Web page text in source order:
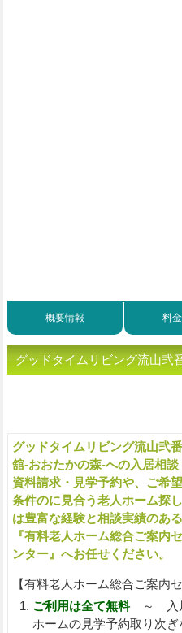
概要情報 料
グッドタイムリビング流山弐
グッドタイムリビング流山弐番
舘-おおたかの森-への入居相談
資料請求・見学予約や、ご希望
条件のに見合う老人ホーム探し
は豊富な経験と相談実績のある
『有料老人ホーム総合ご案内セ
ンター』へお任せください。
【有料老人ホーム総合ご案内
ご利用は全て無料～ 入居
ホームの見学予約取り次